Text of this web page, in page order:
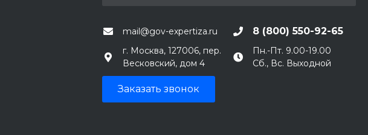
mail@gov-expertiza.ru 8 (800) 550-92-65
г. Москва, 127006, пер.
Весковский, дом 4
Пн.-Пт. 9.00-19.00
Сб., Вс. Выходной
Заказать звонок